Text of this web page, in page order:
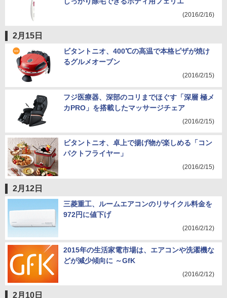
(2016/2/16)
2月15日
ビタントニオ、400℃の高温で本格ピザが焼け
るグルメオーブン
(2016/2/15)
フジ医療器、深部のコリまでほぐす「深層 極メ
カPRO」を搭載したマッサージチェア
(2016/2/15)
ビタントニオ、卓上で揚げ物が楽しめる「コン
パクトフライヤー」
(2016/2/15)
2月12日
三菱重工、ルームエアコンのリサイクル料金を
972円に値下げ
(2016/2/12)
2015年の生活家電市場は、エアコンや洗濯機な
どが減少傾向に ～GfK
(2016/2/12)
2月10日